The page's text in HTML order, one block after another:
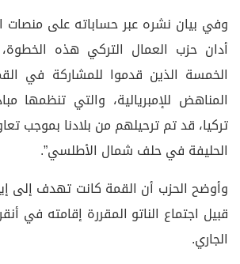
وفي بيان نشره عبر حساباته على منصات
أدان حزب العمال التركي هذه الخطوة،
الخمسة الذين قدموا للمشاركة في
المناهض للإمبريالية، والتي تنظمها
تركيا، قد تم ترحيلهم من بلادنا بموجب
الحليفة في حلف شمال الأطلسي”.
وأوضح الحزب أن القمة كانت تهدف إلى
الجاري.